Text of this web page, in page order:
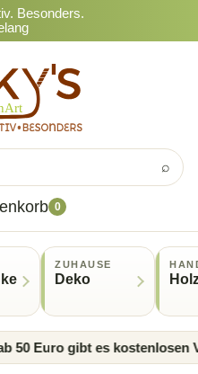
Besonders.
⌕
0
ZUHAUSE
Deko
50 Euro gibt es kostenlosen